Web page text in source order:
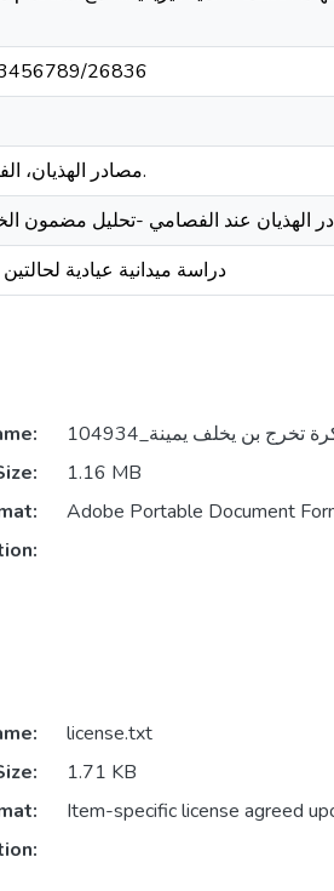
26836
مصادر الهذيان، الفصام، الفصامي، الهذيان، الخطاب الفصامي.
دراسة ميدانية عيادية
1.16 MB
Adobe Portable Document
license.txt
1.71 KB
Item-specific license agreed